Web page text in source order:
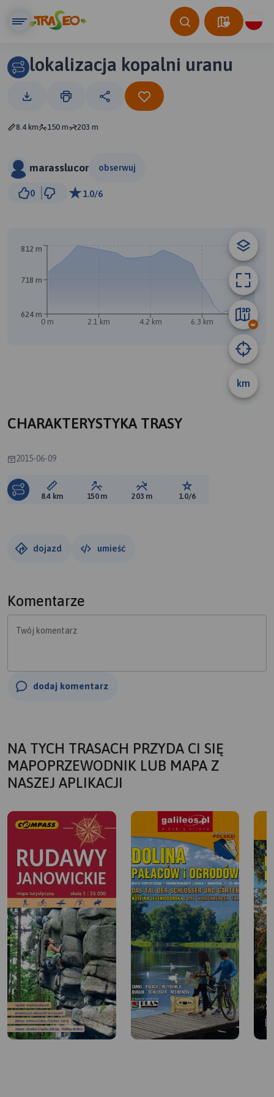
lokalizacja kopalni uranu
8.4 km 150 m 203 m
marasslucor obserwuj
0 1.0/6
km
0 m 2.1 km 4.2 km 6.3 km 8.4 km
624 m
718 m
812 m
CHARAKTERYSTYKA TRASY
2015-06-09
Długość trasy:
8.4 km Suma przewyższeń:
150 m Suma spadków:
203 m Ocena trasy:
1.0/6
dojazd umieść
Komentarze
Twój komentarz
dodaj komentarz
NA TYCH TRASACH PRZYDA CI SIĘ
MAPOPRZEWODNIK LUB MAPA Z
NASZEJ APLIKACJI